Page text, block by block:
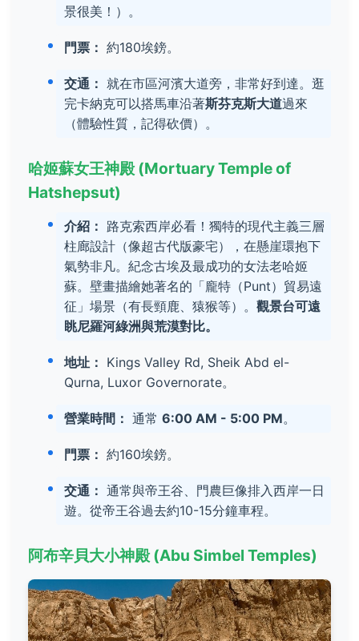
景很美！）。
門票： 約180埃鎊。
交通： 就在市區河濱大道旁，非常好到達。逛
完卡納克可以搭馬車沿著斯芬克斯大道過來
（體驗性質，記得砍價）。
哈姬蘇女王神殿 (Mortuary Temple of
Hatshepsut)
介紹： 路克索西岸必看！獨特的現代主義三層
柱廊設計（像超古代版豪宅），在懸崖環抱下
氣勢非凡。紀念古埃及最成功的女法老哈姬
蘇。壁畫描繪她著名的「龐特（Punt）貿易遠
征」場景（有長頸鹿、猿猴等）。 觀景台可遠
眺尼羅河綠洲與荒漠對比。
地址： Kings Valley Rd, Sheik Abd el-
Qurna, Luxor Governorate。
營業時間： 通常 6:00 AM - 5:00 PM。
門票： 約160埃鎊。
交通： 通常與帝王谷、門農巨像排入西岸一日
遊。從帝王谷過去約10-15分鐘車程。
阿布辛貝大小神殿 (Abu Simbel Temples)